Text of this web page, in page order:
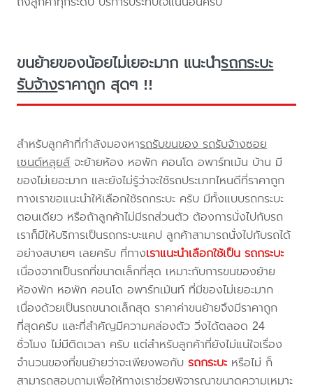
ขนย้ายของน้อยไม่เยอะมาก แนะนำรถกระบะ
รับจ้างราคาถูก สุดๆ !!
สำหรับลูกค้าที่กำลังมองหารถรับขนของ รถรับจ้างซอย
เซนต์หลุยส์ จะย้ายห้อง หอพัก คอนโด อพาร์ทเม้น บ้าน มี
ของไม่เยอะมาก และยังไม่รู้ว่าจะใช้รถประเภทไหนดีที่ราคาถูก
ทางเราขอแนะนำให้เลือกใช้รถกระบะ ครับ มีทั้งแบบรถกระบะ
ตอนเดียว หรือถ้าลูกค้าไม่มีรถส่วนตัว ต้องการนั่งไปกับรถ
เราก็มีให้บริการเป็นรถกระบะแคป ลูกค้าสามารถนั่งไปกับรถได้
อย่างสบายๆ เลยครับ ที่ทางเราแนะนำเลือกใช้เป็น รถกระบะ
เนื่องจากเป็นรถที่ขนาดเล็กที่สุด เหมาะกับการขนของย้าย
ห้องพัก หอพัก คอนโด อพาร์ทเม้นท์ ที่มีของไม่เยอะมาก
เนื่องด้วยเป็นรถขนาดเล็กสุด ราคาค่าขนย้ายจึงมีราคาถูก
ที่สุดครับ และที่สำคัญมีความคล่องตัว วิ่งได้ตลอด 24
ชั่วโมง ไม่มีติดเวลา ครับ แต่สำหรับลูกค้าที่ยังไม่แน่ใจเรื่อง
จำนวนของที่ขนย้ายว่าจะเพียงพอกับรถกระบะ หรือไม่ ก็
สามารถสอบถามเพื่อให้ทางเราช่วยพิจารณาขนาดความเหมาะ